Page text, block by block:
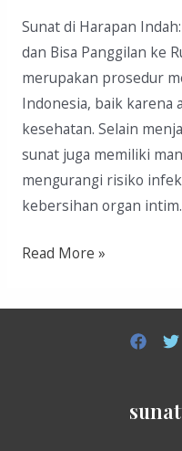
Sunat di Harapan
dan Bisa Panggilan ke
merupakan prosedur
Indonesia, baik karena
kesehatan. Selain
sunat juga memiliki
mengurangi risiko
kebersihan organ
Sunat
Read More »